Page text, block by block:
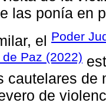
las ponía en
el Poder
Paz (2022)
cautelares de
de